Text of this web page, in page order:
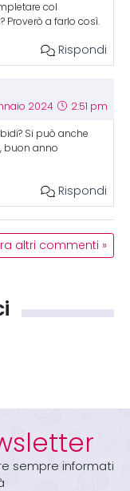
col
Proverò a farlo così.
Rispondi
2024 2:51 pm
Si può anche
buon anno
Rispondi
altri commenti »
sempre informati